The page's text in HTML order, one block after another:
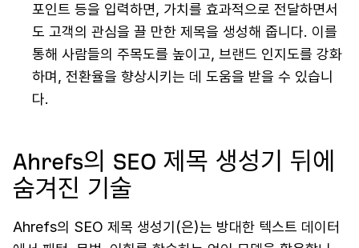
포인트 등을 입력하면, 가치를 효과적으로 전달하면서
도 고객의 관심을 끌 만한 제목을 생성해 줍니다. 이를
통해 사람들의 주목도를 높이고, 브랜드 인지도를 강화
하며, 전환율을 향상시키는 데 도움을 받을 수 있습니
다.
Ahrefs의 SEO 제목 생성기 뒤에
숨겨진 기술
Ahrefs의 SEO 제목 생성기(은)는 방대한 텍스트 데이터